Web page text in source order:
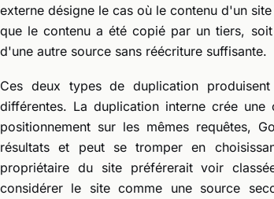
externe désigne le cas où le contenu d'un
que le contenu a été copié par un tiers,
d'une autre source sans réécriture suffisante.
Ces deux types de duplication
différentes. La duplication interne crée
positionnement sur les mêmes requêtes,
résultats et peut se tromper en
propriétaire du site préférerait voir
considérer le site comme une source